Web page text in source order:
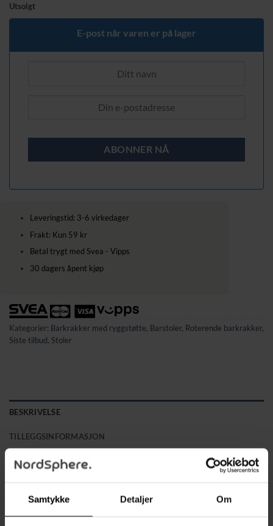
Samtykke Detaljer Om
var:
1649,00 kr.
er:
1199,00 kr.
Utsolgt
E-post når varen er på lager
Leveringstid: 3-6 virkedager
Frakt: Kun 59 kr
Betal trygt med Svea - Vipps
30 dagers åpent kjøp
Kategorier: Barkrakker med ryggstøtte, Barstoler, Roterende barkrakker,
Siste tilbud, Stoler
BESKRIVELSE
TILLEGGSINFORMASJON
Høykvalitets linneoverflate:
Våre barstoler har en pustende
tilpasning til kroppen. Den robuste rammen i krommet stål